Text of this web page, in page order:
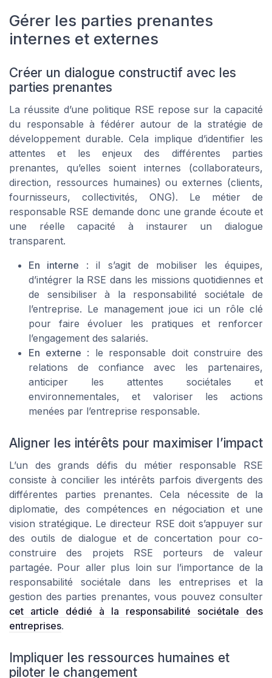
Gérer les parties prenantes
internes et externes
Créer un dialogue constructif avec les
parties prenantes
La réussite d’une politique RSE repose sur la capacité
du responsable à fédérer autour de la stratégie de
développement durable. Cela implique d’identifier les
attentes et les enjeux des différentes parties
prenantes, qu’elles soient internes (collaborateurs,
direction, ressources humaines) ou externes (clients,
fournisseurs, collectivités, ONG). Le métier de
responsable RSE demande donc une grande écoute et
une réelle capacité à instaurer un dialogue
transparent.
En interne : il s’agit de mobiliser les équipes,
d’intégrer la RSE dans les missions quotidiennes et
de sensibiliser à la responsabilité sociétale de
l’entreprise. Le management joue ici un rôle clé
pour faire évoluer les pratiques et renforcer
l’engagement des salariés.
En externe : le responsable doit construire des
relations de confiance avec les partenaires,
anticiper les attentes sociétales et
environnementales, et valoriser les actions
menées par l’entreprise responsable.
Aligner les intérêts pour maximiser l’impact
L’un des grands défis du métier responsable RSE
consiste à concilier les intérêts parfois divergents des
différentes parties prenantes. Cela nécessite de la
diplomatie, des compétences en négociation et une
vision stratégique. Le directeur RSE doit s’appuyer sur
des outils de dialogue et de concertation pour co-
construire des projets RSE porteurs de valeur
partagée. Pour aller plus loin sur l’importance de la
responsabilité sociétale dans les entreprises et la
gestion des parties prenantes, vous pouvez consulter
cet article dédié à la responsabilité sociétale des
entreprises.
Impliquer les ressources humaines et
piloter le changement